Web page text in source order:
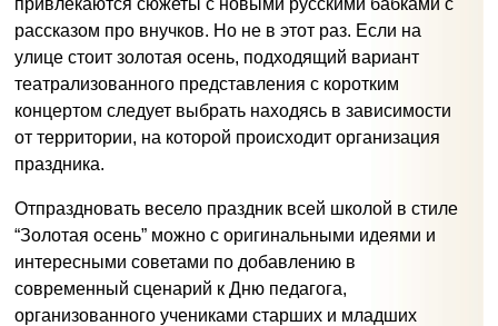
рассказом про внучков. Но не в этот раз. Если на
улице стоит золотая осень, подходящий вариант
театрализованного представления c коротким
концертом следует выбрать находясь в зависимости
от территории, на которой происходит организация
праздника.
Отпраздновать весело праздник всей школой в стиле
“Золотая осень” можно с оригинальными идеями и
интересными советами по добавлению в
современный сценарий к Дню педагога,
организованного учениками старших и младших